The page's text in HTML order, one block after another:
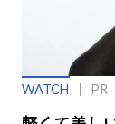
WATCH PR